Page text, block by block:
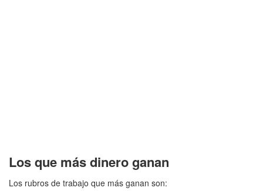
Los que más dinero ganan
Los rubros de trabajo que más ganan son: